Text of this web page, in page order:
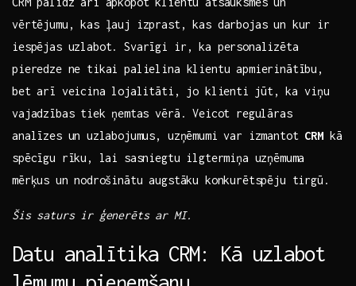
vērtējumu, kas ļauj ​izprast,​ kas ‌darbojas un kur ir
‌iespējas uzlabot. Svarīgi ir, ka personalizēta
pieredze ne tikai palielina klientu apmierinātību,
bet ‌arī veicina ⁢lojalitāti, jo klienti⁢ jūt,⁢ ka viņu
vajadzības ​tiek ⁤ņemtas vērā.​ Veicot regulāras
analīzes un ⁣uzlabojumus, uzņēmumi​ var​ izmantot CRMkā
spēcīgu ​rīku, ⁤lai sasniegtu ilgtermiņa uzņēmuma⁤
mērķus un⁣ nodrošinātu augstāku​ konkurētspēju tirgū.
Šis‌ saturs ir‍ ģenerēts⁣ ar MI.
Datu​ analītika CRM: Kā uzlabot‍